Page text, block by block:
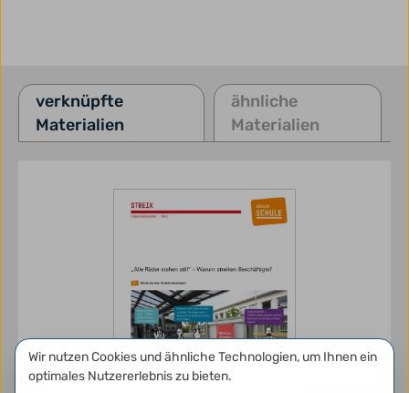
verknüpfte
Materialien
ähnliche
Materialien
Datenschutzeinstellungen
Wir nutzen Cookies und ähnliche Technologien, um Ihnen ein
optimales Nutzererlebnis zu bieten.